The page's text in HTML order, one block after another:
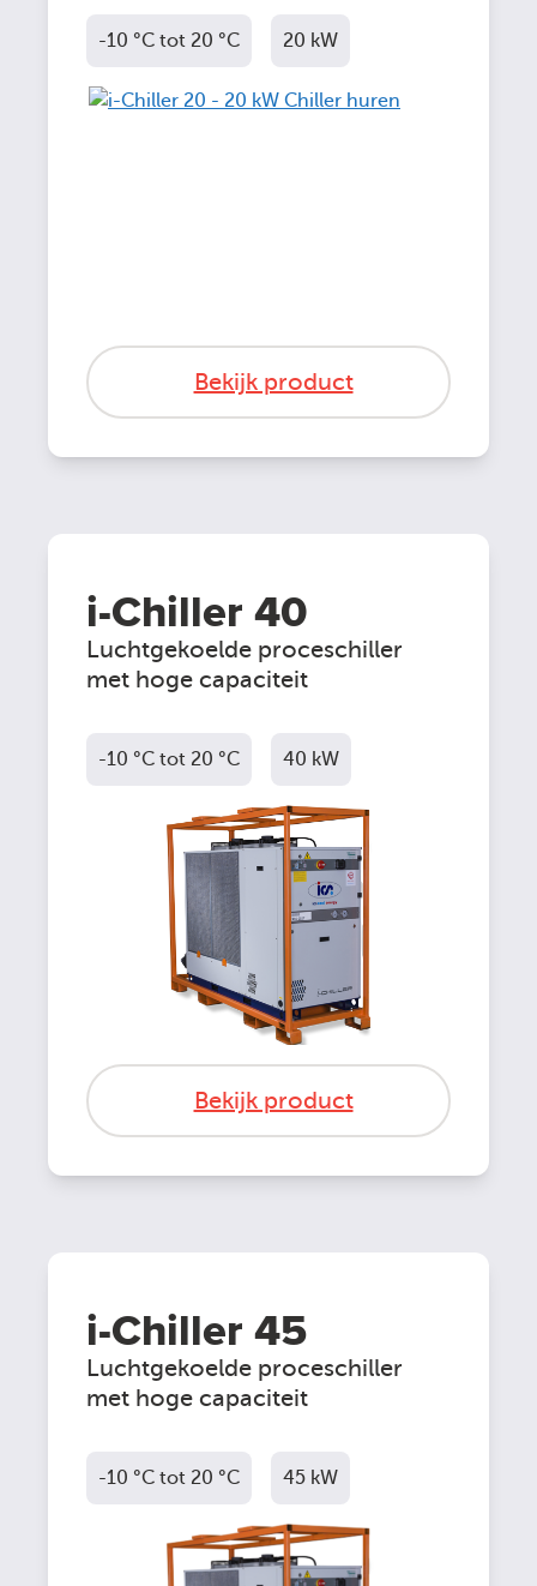
-10 °C tot 20 °C 20 kW
Bekijk product
i-Chiller 40
Luchtgekoelde proceschiller
met hoge capaciteit
-10 °C tot 20 °C 40 kW
Bekijk product
i-Chiller 45
Luchtgekoelde proceschiller
met hoge capaciteit
-10 °C tot 20 °C 45 kW